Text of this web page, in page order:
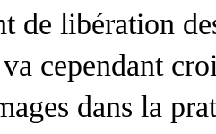
de libération
cependant
dans la